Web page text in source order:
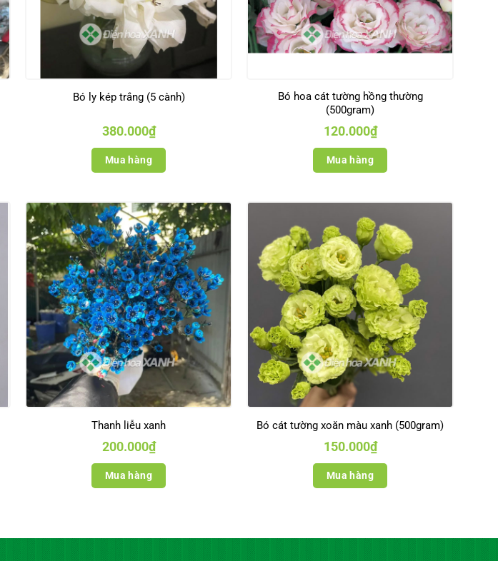
Bó ly kép trắng (5 cành)
380.000₫
Mua hàng
Bó hoa cát tường hồng thường
(500gram)
120.000₫
Mua hàng
Thanh liễu xanh
200.000₫
Mua hàng
Bó cát tường xoăn màu xanh (500gram)
150.000₫
Mua hàng